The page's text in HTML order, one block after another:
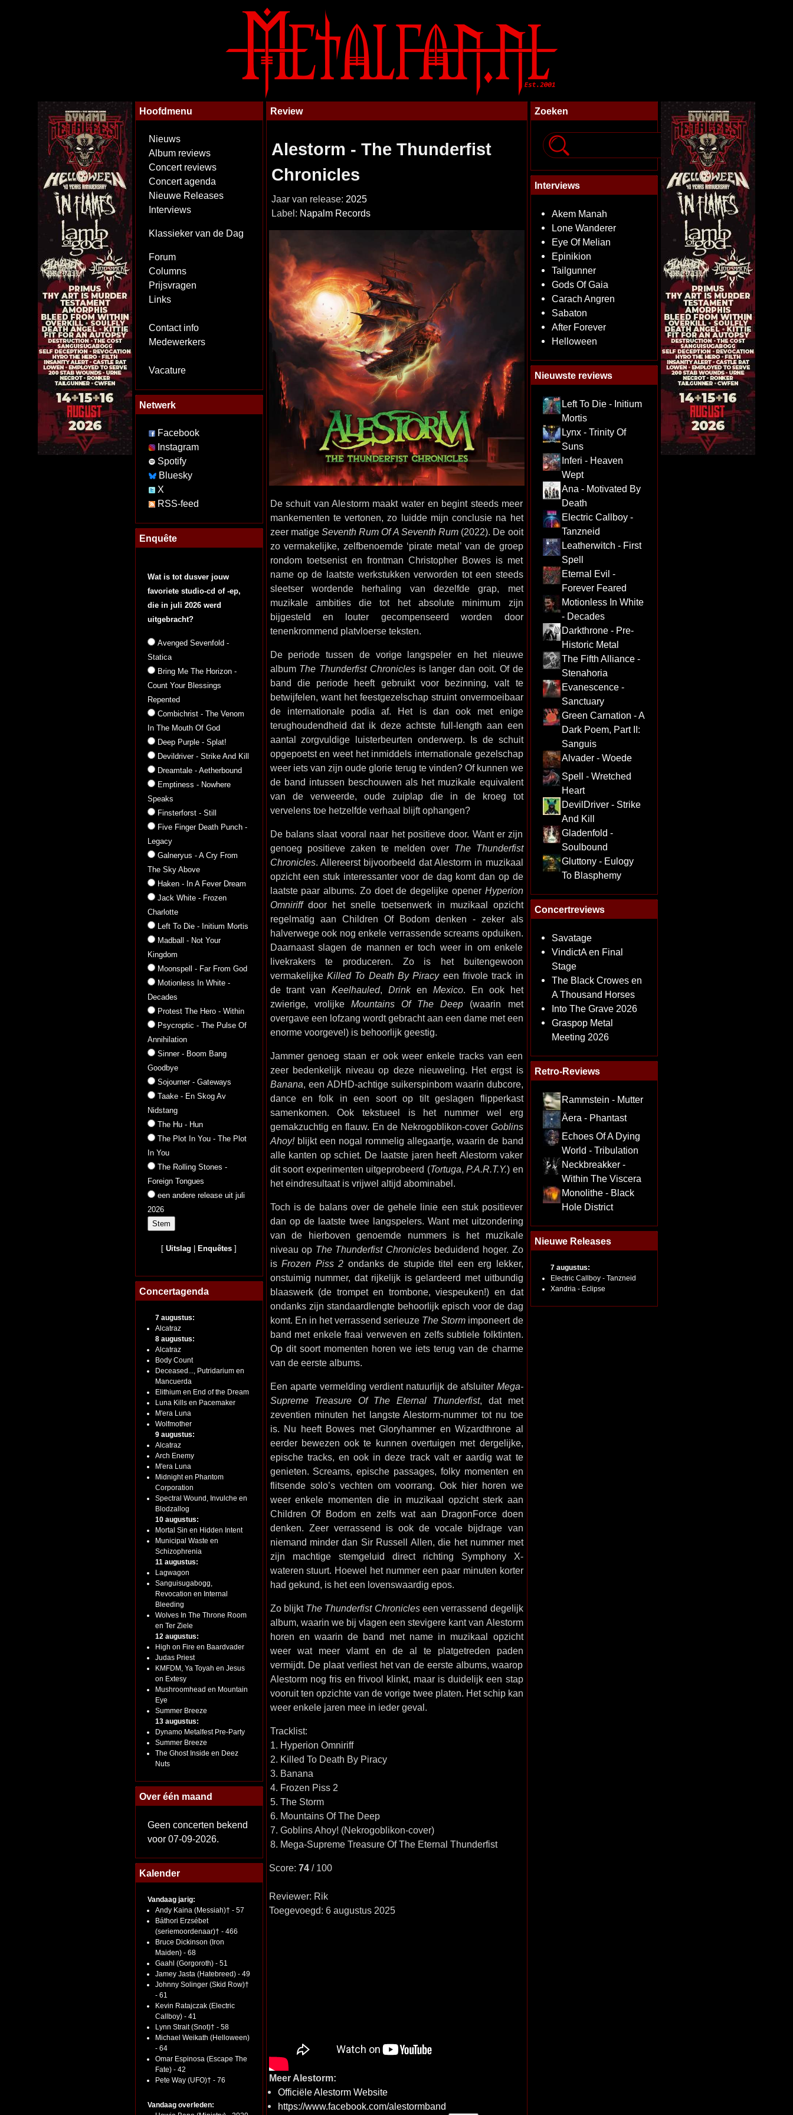
Hoofdmenu
Nieuws
Album reviews
Concert reviews
Concert agenda
Nieuwe Releases
Interviews
Klassieker van de Dag
Forum
Columns
Prijsvragen
Links
Contact info
Medewerkers
Vacature
Netwerk
Facebook
Instagram
Spotify
Bluesky
X
RSS-feed
Enquête
Wat is tot dusver jouw
favoriete studio-cd of -ep,
die in juli 2026 werd
uitgebracht?
Avenged Sevenfold -
Statica
Bring Me The Horizon -
Count Your Blessings
Repented
Combichrist - The Venom
In The Mouth Of God
Deep Purple - Splat!
Devildriver - Strike And Kill
Dreamtale - Aetherbound
Emptiness - Nowhere
Speaks
Finsterforst - Still
Five Finger Death Punch -
Legacy
Galneryus - A Cry From
The Sky Above
Haken - In A Fever Dream
Jack White - Frozen
Charlotte
Left To Die - Initium Mortis
Madball - Not Your
Kingdom
Moonspell - Far From God
Motionless In White -
Decades
Protest The Hero - Within
Psycroptic - The Pulse Of
Annihilation
Sinner - Boom Bang
Goodbye
Sojourner - Gateways
Taake - En Skog Av
Nidstang
The Hu - Hun
The Plot In You - The Plot
In You
The Rolling Stones -
Foreign Tongues
een andere release uit juli
2026
[Uitslag Enquêtes ]
Concertagenda
7 augustus:
Alcatraz
8 augustus:
Alcatraz
Body Count
Deceased..., Putridarium en
Mancuerda
Elithium en End of the Dream
Luna Kills en Pacemaker
M'era Luna
Wolfmother
9 augustus:
Alcatraz
Arch Enemy
M'era Luna
Midnight en Phantom
Corporation
Spectral Wound, Invulche en
Blodzallog
10 augustus:
Mortal Sin en Hidden Intent
Municipal Waste en
Schizophrenia
11 augustus:
Lagwagon
Sanguisugabogg,
Revocation en Internal
Bleeding
Wolves In The Throne Room
en Ter Ziele
12 augustus:
High on Fire en Baardvader
Judas Priest
KMFDM, Ya Toyah en Jesus
on Extesy
Mushroomhead en Mountain
Eye
Summer Breeze
13 augustus:
Dynamo Metalfest Pre-Party
Summer Breeze
The Ghost Inside en Deez
Nuts
Over één maand
Geen concerten bekend
voor 07-09-2026.
Kalender
Vandaag jarig:
Andy Kaina (Messiah)† - 57
Báthori Erzsébet
(seriemoordenaar)† - 466
Bruce Dickinson (Iron
Maiden) - 68
Gaahl (Gorgoroth) - 51
Jamey Jasta (Hatebreed) - 49
Johnny Solinger (Skid Row)†
- 61
Kevin Ratajczak (Electric
Callboy) - 41
Lynn Strait (Snot)† - 58
Michael Weikath (Helloween)
- 64
Omar Espinosa (Escape The
Fate) - 42
Pete Way (UFO)† - 76
Vandaag overleden:
Review
Alestorm - The Thunderfist
Chronicles
Jaar van release: 2025
Label: Napalm Records
De schuit van Alestorm maakt water en begint steeds meer
mankementen te vertonen, zo luidde mijn conclusie na het
zeer matige Seventh Rum Of A Seventh Rum(2022). De ooit
zo vermakelijke, zelfbenoemde ‘pirate metal’ van de groep
rondom toetsenist en frontman Christopher Bowes is met
name op de laatste werkstukken verworden tot een steeds
sleetser wordende herhaling van dezelfde grap, met
muzikale ambities die tot het absolute minimum zijn
bijgesteld en louter gecompenseerd worden door
tenenkrommend platvloerse teksten.
De periode tussen de vorige langspeler en het nieuwe
album The Thunderfist Chroniclesis langer dan ooit. Of de
band die periode heeft gebruikt voor bezinning, valt te
betwijfelen, want het feestgezelschap struint onvermoeibaar
de internationale podia af. Het is dan ook met enige
terughoudendheid dat ik deze achtste full-length aan een
aantal zorgvuldige luisterbeurten onderwerp. Is de schuit
opgepoetst en weet het inmiddels internationale gezelschap
weer iets van zijn oude glorie terug te vinden? Of kunnen we
de band intussen beschouwen als het muzikale equivalent
van de verweerde, oude zuiplap die in de kroeg tot
vervelens toe hetzelfde verhaal blijft ophangen?
De balans slaat vooral naar het positieve door. Want er zijn
genoeg positieve zaken te melden over The Thunderfist
Chronicles. Allereerst bijvoorbeeld dat Alestorm in muzikaal
opzicht een stuk interessanter voor de dag komt dan op de
laatste paar albums. Zo doet de degelijke opener Hyperion
Omniriffdoor het snelle toetsenwerk in muzikaal opzicht
regelmatig aan Children Of Bodom denken - zeker als
halverwege ook nog enkele verrassende screams opduiken.
Daarnaast slagen de mannen er toch weer in om enkele
livekrakers te produceren. Zo is het buitengewoon
vermakelijke Killed To Death By Piracyeen frivole track in
de trant vanKeelhauled,Drinken Mexico. En ook het
zwierige, vrolijke Mountains Of The Deep (waarin met
overgave een lofzang wordt gebracht aan een dame met een
enorme voorgevel) is behoorlijk geestig.
Jammer genoeg staan er ook weer enkele tracks van een
zeer bedenkelijk niveau op deze nieuweling. Het ergst is
Banana, een ADHD-achtige suikerspinbom waarin dubcore,
dance en folk in een soort op tilt geslagen flipperkast
samenkomen. Ook tekstueel is het nummer wel erg
gemakzuchtig en flauw. En de Nekrogoblikon-cover Goblins
Ahoy!blijkt een nogal rommelig allegaartje, waarin de band
alle kanten op schiet. De laatste jaren heeft Alestorm vaker
dit soort experimenten uitgeprobeerd (Tortuga, P.A.R.T.Y.) en
het eindresultaat is vrijwel altijd abominabel.
Toch is de balans over de gehele linie een stuk positiever
dan op de laatste twee langspelers. Want met uitzondering
van de hierboven genoemde nummers is het muzikale
niveau op The Thunderfist Chroniclesbeduidend hoger. Zo
is Frozen Piss 2 ondanks de stupide titel een erg lekker,
onstuimig nummer, dat rijkelijk is gelardeerd met uitbundig
blaaswerk (de trompet en trombone, viespeuken!) en dat
ondanks zijn standaardlengte behoorlijk episch voor de dag
komt. En in het verrassend serieuze The Storm imponeert de
band met enkele fraai verweven en zelfs subtiele folktinten.
Op dit soort momenten horen we iets terug van de charme
van de eerste albums.
Een aparte vermelding verdient natuurlijk de afsluiter Mega-
Supreme Treasure Of The Eternal Thunderfist, dat met
zeventien minuten het langste Alestorm-nummer tot nu toe
is. Nu heeft Bowes met Gloryhammer en Wizardthrone al
eerder bewezen ook te kunnen overtuigen met dergelijke,
epische tracks, en ook in deze track valt er aardig wat te
genieten. Screams, epische passages, folky momenten en
flitsende solo’s vechten om voorrang. Ook hier horen we
weer enkele momenten die in muzikaal opzicht sterk aan
Children Of Bodom en zelfs wat aan DragonForce doen
denken. Zeer verrassend is ook de vocale bijdrage van
niemand minder dan Sir Russell Allen, die het nummer met
zijn machtige stemgeluid direct richting Symphony X-
wateren stuurt. Hoewel het nummer een paar minuten korter
had gekund, is het een lovenswaardig epos.
Zo blijkt The Thunderfist Chronicleseen verrassend degelijk
album, waarin we bij vlagen een stevigere kant van Alestorm
horen en waarin de band met name in muzikaal opzicht
weer wat meer vlamt en de al te platgetreden paden
vermijdt. De plaat verliest het van de eerste albums, waarop
Alestorm nog fris en frivool klinkt, maar is duidelijk een stap
vooruit ten opzichte van de vorige twee platen. Het schip kan
weer enkele jaren mee in ieder geval.
Tracklist:
1. Hyperion Omniriff
2. Killed To Death By Piracy
3. Banana
4. Frozen Piss 2
5. The Storm
6. Mountains Of The Deep
7. Goblins Ahoy! (Nekrogoblikon-cover)
8. Mega-Supreme Treasure Of The Eternal Thunderfist
Score: 74/ 100
Reviewer: Rik
Toegevoegd: 6 augustus 2025
Meer Alestorm:
Officiële Alestorm Website
https://www.facebook.com/alestormband
Zoeken
Interviews
Akem Manah
Lone Wanderer
Eye Of Melian
Epinikion
Tailgunner
Gods Of Gaia
Carach Angren
Sabaton
After Forever
Helloween
Nieuwste reviews
Left To Die - Initium
Mortis
Lynx - Trinity Of
Suns
Inferi - Heaven
Wept
Ana - Motivated By
Death
Electric Callboy -
Tanzneid
Leatherwitch - First
Spell
Eternal Evil -
Forever Feared
Motionless In White
- Decades
Darkthrone - Pre-
Historic Metal
The Fifth Alliance -
Stenahoria
Evanescence -
Sanctuary
Green Carnation - A
Dark Poem, Part II:
Sanguis
Alvader - Woede
Spell - Wretched
Heart
DevilDriver - Strike
And Kill
Gladenfold -
Soulbound
Gluttony - Eulogy
To Blasphemy
Concertreviews
Savatage
VindictA en Final
Stage
The Black Crowes en
A Thousand Horses
Into The Grave 2026
Graspop Metal
Meeting 2026
Retro-Reviews
Rammstein - Mutter
Äera - Phantast
Echoes Of A Dying
World - Tribulation
Neckbreakker -
Within The Viscera
Monolithe - Black
Hole District
Nieuwe Releases
7 augustus:
Electric Callboy - Tanzneid
Xandria - Eclipse